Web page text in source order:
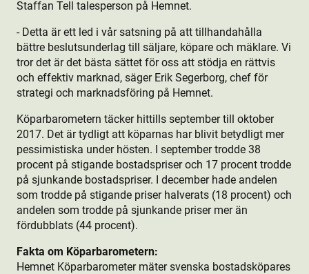
Staffan Tell talesperson på Hemnet.
- Detta är ett led i vår satsning på att tillhandahålla
bättre beslutsunderlag till säljare, köpare och mäklare. Vi
tror det är det bästa sättet för oss att stödja en rättvis
och effektiv marknad, säger Erik Segerborg, chef för
strategi och marknadsföring på Hemnet.
Köparbarometern täcker hittills september till oktober
2017. Det är tydligt att köparnas har blivit betydligt mer
pessimistiska under hösten. I september trodde 38
procent på stigande bostads­priser och 17 procent trodde
på sjunkande bostads­priser. I december hade andelen
som trodde på stigande priser halverats (18 procent) och
andelen som trodde på sjunkande priser mer än
fördubblats (44 procent).
Fakta om Köparbarometern:
Hemnet Köparbarometer mäter svenska bostads­köpares